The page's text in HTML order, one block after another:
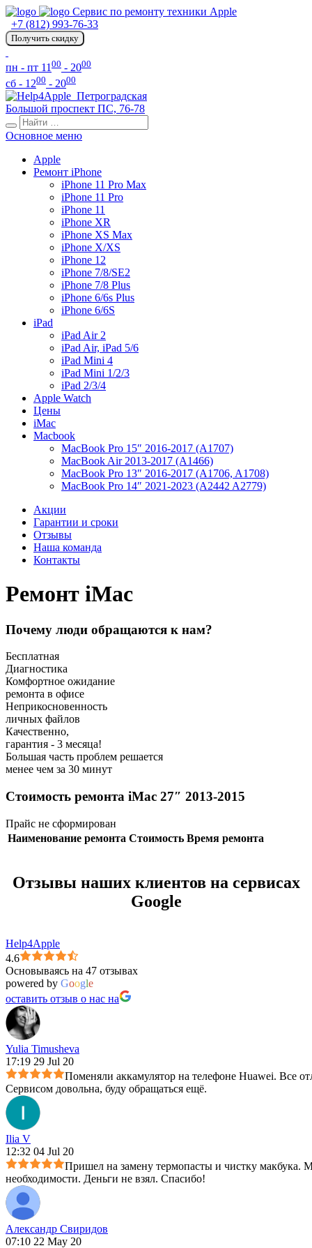
Сервис по ремонту техники Apple
+7 (812) 993-76-33
Получить скидку
пн - пт 11 00 - 2000
сб - 1200 - 2000
Петроградская
Большой проспект ПС, 76-78
Основное меню
Apple
Ремонт iPhone
iPhone 11 Pro Max
iPhone 11 Pro
iPhone 11
iPhone XR
iPhone XS Max
iPhone X/XS
iPhone 12
iPhone 7/8/SE2
iPhone 7/8 Plus
iPhone 6/6s Plus
iPhone 6/6S
iPad
iPad Air 2
iPad Air, iPad 5/6
iPad Mini 4
iPad Mini 1/2/3
iPad 2/3/4
Apple Watch
Цены
iMac
Macbook
MacBook Pro 15″ 2016-2017 (A1707)
MacBook Air 2013-2017 (A1466)
MacBook Pro 13″ 2016-2017 (A1706, A1708)
MacBook Pro 14″ 2021-2023 (A2442 A2779)
Акции
Гарантии и сроки
Отзывы
Наша команда
Контакты
Ремонт iMac
Почему люди обращаются к нам?
Бесплатная
Диагностика
Комфортное ожидание
ремонта в офисе
Неприкосновенность
личных файлов
Качественно,
гарантия - 3 месяца!
Большая часть проблем решается
менее чем за 30 минут
Стоимость ремонта iMac 27″ 2013-2015
Прайс не сформирован
Наименование ремонта Стоимость Время ремонта
Отзывы наших клиентов на сервисах
Google
Help4Apple
4.6
Основываясь на 47 отзывах
powered by Google
оставить отзыв о нас на
Yulia Timusheva
17:19 29 Jul 20
Поменяли аккамулятор на телефоне Huawei. Все
Сервисом довольна, буду обращаться ещё.
Ilia V
12:32 04 Jul 20
Пришел на замену термопасты и чистку макбука.
необходимости. Деньги не взял. Спасибо!
Александр Свиридов
07:10 22 May 20